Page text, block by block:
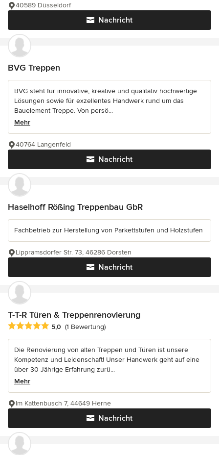
Nachricht
40589 Düsseldorf
BVG Treppen
BVG steht für innovative, kreative und qualitativ hochwertige
Lösungen sowie für exzellentes Handwerk rund um das
Bauelement Treppe. Von persö...
Mehr
Nachricht
40764 Langenfeld
Haselhoff Rößing Treppenbau GbR
Fachbetrieb zur Herstellung von Parkettstufen und Holzstufen
Nachricht
Lippramsdorfer Str. 73, 46286 Dorsten
T-T-R Türen & Treppenrenovierung
Durchschnittliche Bewertung: 5 von 5 Sternen
5,0 (1 Bewertung)
Die Renovierung von alten Treppen und Türen ist unsere
Kompetenz und Leidenschaft! Unser Handwerk geht auf eine
über 30 Jährige Erfahrung zurü...
Mehr
Nachricht
Im Kattenbusch 7, 44649 Herne